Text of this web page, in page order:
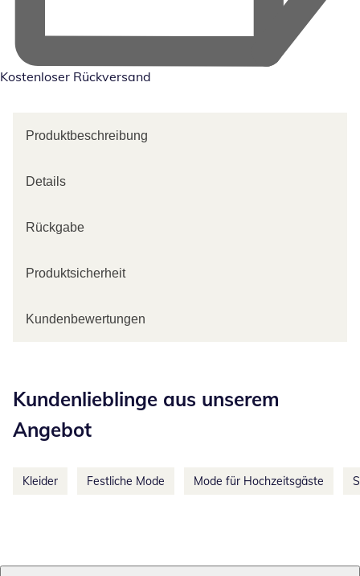
Kostenloser Rückversand
Produktbeschreibung
Details
Rückgabe
Produktsicherheit
Kundenbewertungen
Kundenlieblinge aus unserem
Angebot
Kleider Festliche Mode Mode für Hochzeitsgäste